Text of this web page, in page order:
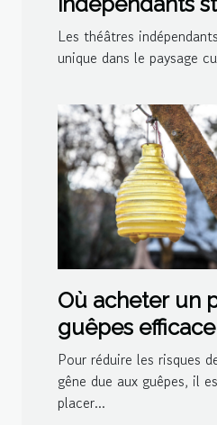
la créativité
Les théâtres
unique dans le paysage
Où acheter un
guêpes
Pour réduire les risques
gêne due aux guêpes, il
placer...